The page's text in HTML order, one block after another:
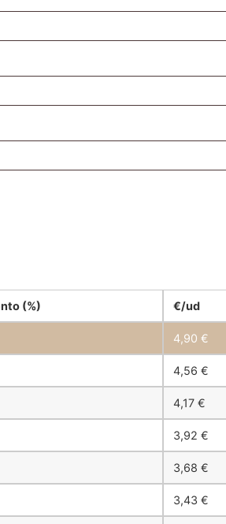
(%) €/ud
4,90 €
4,56 €
4,17 €
3,92 €
3,68 €
3,43 €